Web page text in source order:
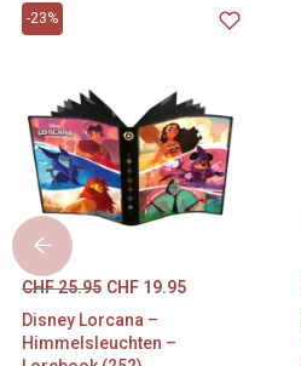
-23%
CHF25.95 CHF 19.95
Disney Lorcana –
Himmelsleuchten –